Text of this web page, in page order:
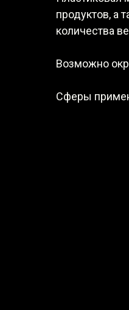
продуктов, а
количества
Возможно
Сферы